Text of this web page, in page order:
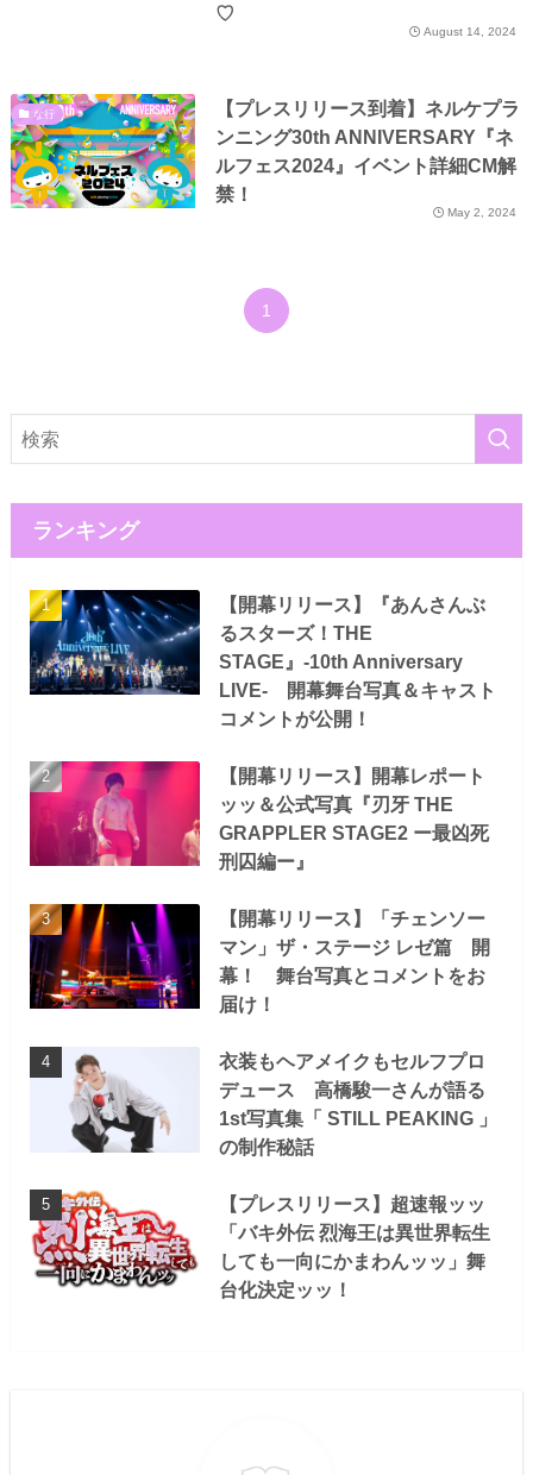
♡
August 14, 2024
な行
【プレスリリース到着】ネルケプラ
ンニング30th ANNIVERSARY『ネ
ルフェス2024』イベント詳細CM解
禁！
May 2, 2024
1
ランキング
【開幕リリース】『あんさんぶ
るスターズ！THE
STAGE』-10th Anniversary
LIVE- 開幕舞台写真＆キャスト
コメントが公開！
【開幕リリース】開幕レポート
ッッ＆公式写真『刃牙 THE
GRAPPLER STAGE2 ー最凶死
刑囚編ー』
【開幕リリース】「チェンソー
マン」ザ・ステージ レゼ篇 開
幕！ 舞台写真とコメントをお
届け！
衣装もヘアメイクもセルフプロ
デュース 高橋駿一さんが語る
1st写真集「 STILL PEAKING 」
の制作秘話
【プレスリリース】超速報ッッ
「バキ外伝 烈海王は異世界転生
しても一向にかまわんッッ」舞
台化決定ッッ！